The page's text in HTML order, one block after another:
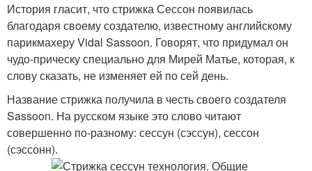
История гласит, что стрижка Сессон появилась
благодаря своему создателю, известному английскому
парикмахеру Vidal Sassoon. Говорят, что придумал он
чудо-прическу специально для Мирей Матье, которая, к
слову сказать, не изменяет ей по сей день.
Название стрижка получила в честь своего создателя
Sassoon. На русском языке это слово читают
совершенно по-разному: сессун (сэссун), сессон
(сэссонн).